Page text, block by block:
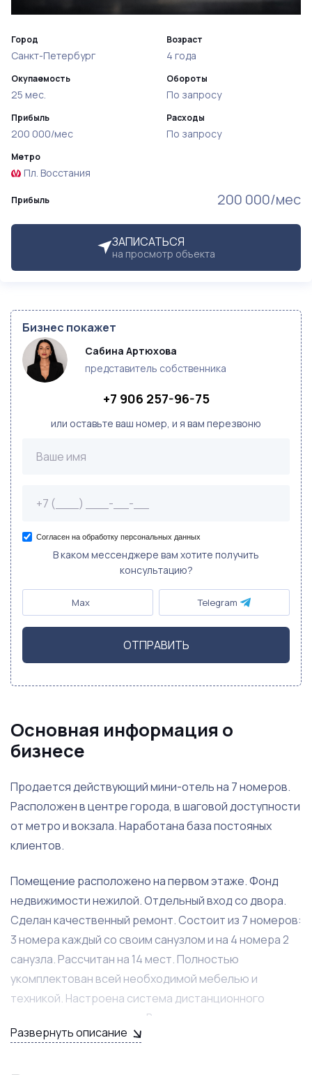
Прибыль 200 000/мес
ЗАПИСАТЬСЯ
на просмотр объекта
Город
Санкт-Петербург
Окупаемость
25 мес.
Прибыль
200 000/мес
Возраст
4 года
Обороты
По запросу
Расходы
По запросу
Метро
Пл. Восстания
Бизнес покажет
Сабина Артюхова
представитель собственника
+7 906 257-96-75
или оставьте ваш номер, и я вам перезвоню
Согласен на обработку персональных данных
В каком мессенджере вам хотите получить
консультацию?
Max Telegram
ОТПРАВИТЬ
Основная информация о
бизнесе
Продается действующий мини-отель на 7 номеров.
Расположен в центре города, в шаговой доступности
от метро и вокзала. Наработана база постояных
клиентов.
Помещение расположено на первом этаже. Фонд
недвижимости нежилой. Отдельный вход со двора.
Сделан качественный ремонт. Состоит из 7 номеров:
3 номера каждый со своим санузлом и на 4 номера 2
санузла. Рассчитан на 14 мест. Полностью
укомплектован всей необходимой мебелью и
техникой. Настроена система дистанционного
управления и заселения. Все площадки
бронирования настроены и будут переданы при
Развернуть описание